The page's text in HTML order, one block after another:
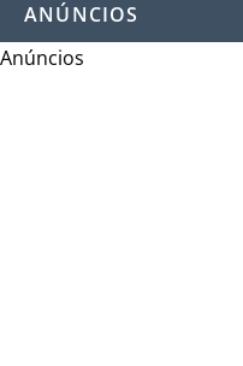
ANÚNCIOS
Anúncios